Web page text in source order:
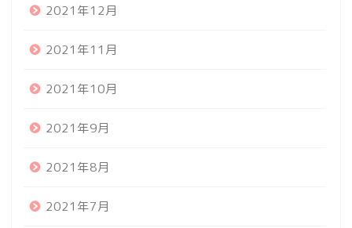
2021年12月
2021年11月
2021年10月
2021年9月
2021年8月
2021年7月